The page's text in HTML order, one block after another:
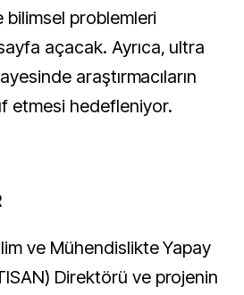
problemleri
açacak. Ayrıca, ultra
araştırmacıların
etmesi hedefleniyor.
ve Mühendislikte Yapay
Direktörü ve projenin